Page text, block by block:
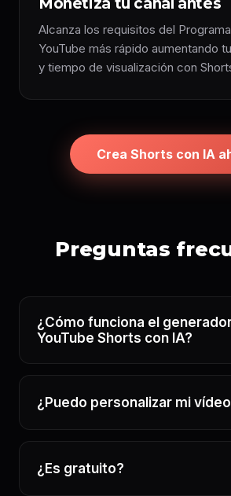
Alcanza los requisitos del
YouTube más rápido aumentando
y tiempo de visualización con
Crea Shorts con IA
Preguntas
¿Cómo funciona el
YouTube Shorts con IA?
¿Puedo personalizar mi
¿Es gratuito?